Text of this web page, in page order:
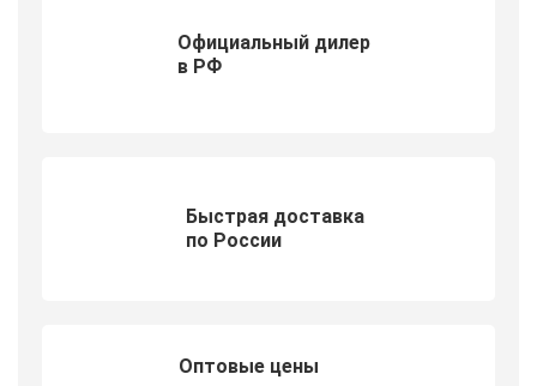
Официальный дилер
в РФ
Быстрая доставка
по России
Оптовые цены